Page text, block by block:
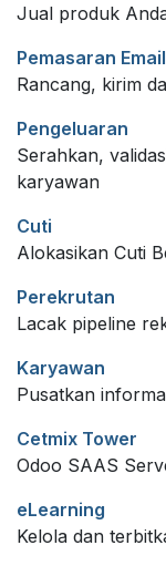
Jual produk
Pemasaran Email
Rancang, kirim
Pengeluaran
Serahkan,
karyawan
Cuti
Alokasikan Cuti
Perekrutan
Lacak pipeline
Karyawan
Pusatkan
Cetmix Tower
Odoo SAAS
eLearning
Kelola dan